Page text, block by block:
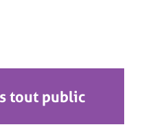
tout public